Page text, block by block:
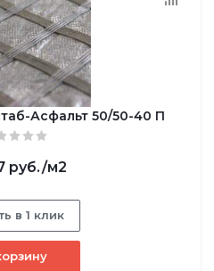
Асфальт 50/50-40 П
руб./м2
в 1 клик